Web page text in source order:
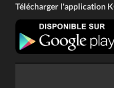
Télécharger l'application